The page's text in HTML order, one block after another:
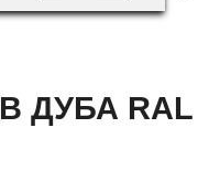
ДУБА RAL